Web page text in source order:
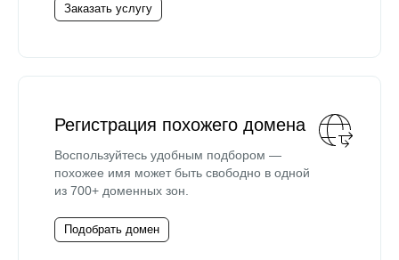
Заказать услугу
Регистрация похожего домена
Воспользуйтесь удобным подбором —
похожее имя может быть свободно в одной
из 700+ доменных зон.
Подобрать домен